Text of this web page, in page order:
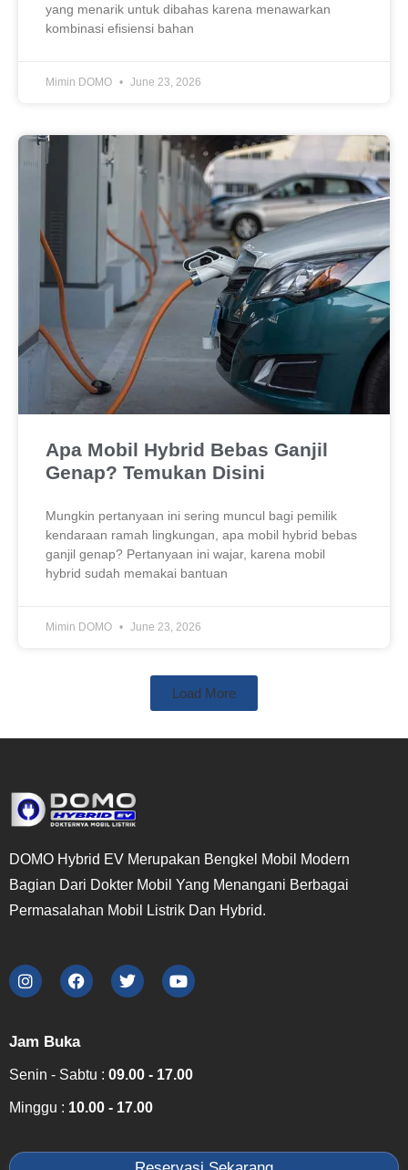
yang menarik untuk dibahas karena menawarkan
kombinasi efisiensi bahan
Mimin DOMO June 23, 2026
Apa Mobil Hybrid Bebas Ganjil
Genap? Temukan Disini
Mungkin pertanyaan ini sering muncul bagi pemilik
kendaraan ramah lingkungan, apa mobil hybrid bebas
ganjil genap? Pertanyaan ini wajar, karena mobil
hybrid sudah memakai bantuan
Mimin DOMO June 23, 2026
Load More
DOMO Hybrid EV Merupakan Bengkel Mobil Modern
Bagian Dari Dokter Mobil Yang Menangani Berbagai
Permasalahan Mobil Listrik Dan Hybrid.
Jam Buka
Senin - Sabtu : 09.00 - 17.00
Minggu : 10.00 - 17.00